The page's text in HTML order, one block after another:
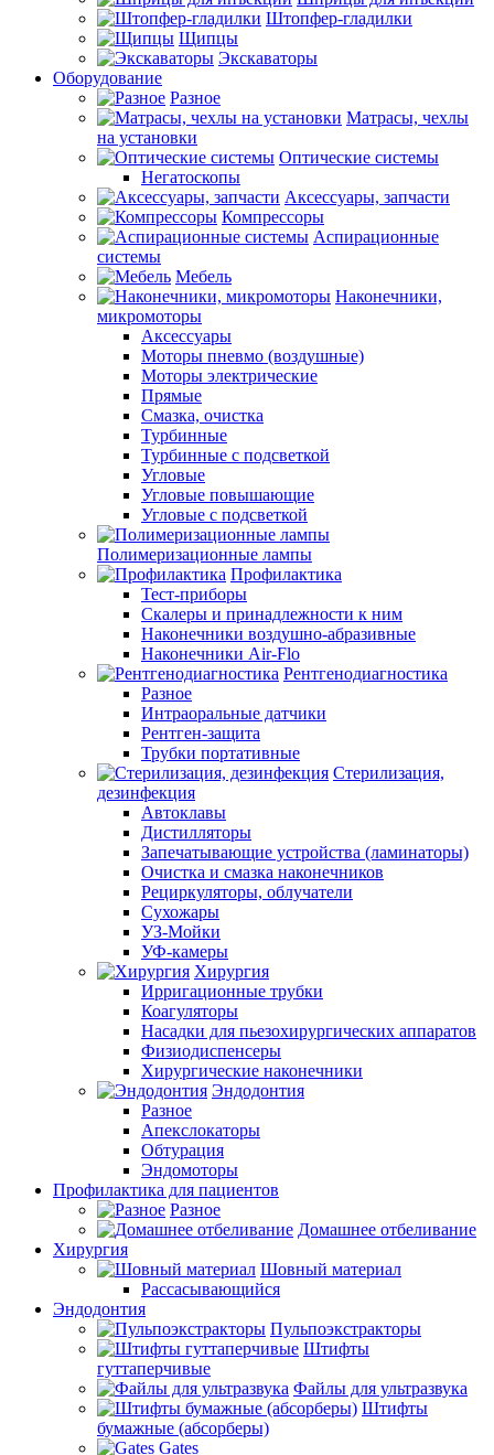
Штопфер-гладилки
Щипцы
Экскаваторы
Оборудование
Разное
Матрасы, чехлы
на установки
Оптические системы
Негатоскопы
Аксессуары, запчасти
Компрессоры
Аспирационные
системы
Мебель
Наконечники,
микромоторы
Аксессуары
Моторы пневмо (воздушные)
Моторы электрические
Прямые
Смазка, очистка
Турбинные
Турбинные с подсветкой
Угловые
Угловые повышающие
Угловые с подсветкой
Полимеризационные лампы
Профилактика
Тест-приборы
Скалеры и принадлежности к ним
Наконечники воздушно-абразивные
Наконечники Air-Flo
Рентгенодиагностика
Разное
Интраоральные датчики
Рентген-защита
Трубки портативные
Стерилизация,
дезинфекция
Автоклавы
Дистилляторы
Запечатывающие устройства (ламинаторы)
Очистка и смазка наконечников
Рециркуляторы, облучатели
Сухожары
УЗ-Мойки
УФ-камеры
Хирургия
Ирригационные трубки
Коагуляторы
Насадки для пьезохирургических аппаратов
Физиодиспенсеры
Хирургические наконечники
Эндодонтия
Разное
Апекслокаторы
Обтурация
Эндомоторы
Профилактика для пациентов
Разное
Домашнее отбеливание
Хирургия
Шовный материал
Рассасывающийся
Эндодонтия
Пульпоэкстракторы
Штифты
гуттаперчивые
Файлы для ультразвука
Штифты
бумажные (абсорберы)
Gates